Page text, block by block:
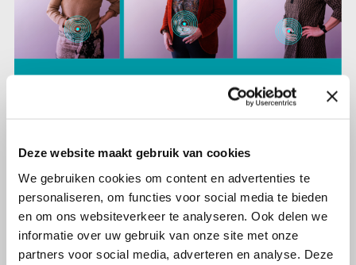
Deze website maakt gebruik van cookies
We gebruiken cookies om content en advertenties te
personaliseren, om functies voor social media te bieden
en om ons websiteverkeer te analyseren. Ook delen we
informatie over uw gebruik van onze site met onze
partners voor social media, adverteren en analyse. Deze
8 mei 2025
Vandaag is het Wereld
Eierstokkankerdag: bekijk onze
vrouwen in de media
Lees verder